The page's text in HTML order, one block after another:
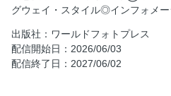
【特集】リーズナブル＆ハイ
monoの大捜査線①
ウルラボ
グウェイ・スタイル◎インフォメ
出版社：ワールドフォトプレス
配信開始日：2026/06/03
配信終了日：2027/06/02